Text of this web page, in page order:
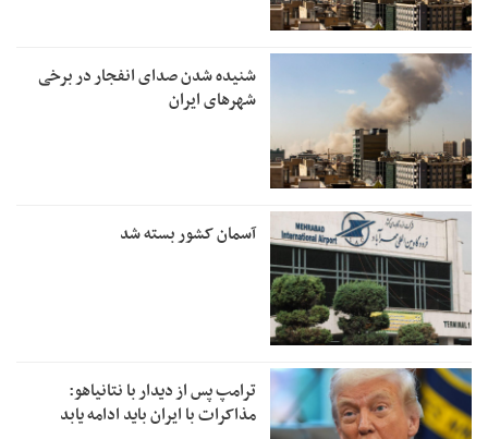
شنیده شدن صدای انفجار در برخی
شهرهای ایران
آسمان کشور بسته شد
ترامپ پس از دیدار با نتانیاهو:
مذاکرات با ایران باید ادامه یابد